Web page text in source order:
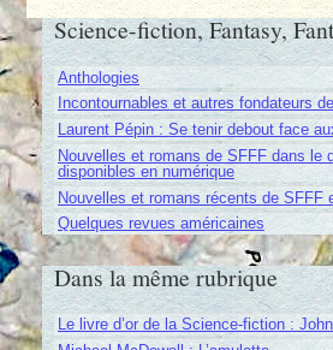
Science-fiction, Fantasy,
Anthologies
Incontournables et autres fondateurs
Laurent Pépin : Se tenir debout face
Nouvelles et romans de SFFF dans le
disponibles en numérique
Nouvelles et romans récents de SFFF
Quelques revues américaines
Dans la même rubrique
Le livre d’or de la Science-fiction :